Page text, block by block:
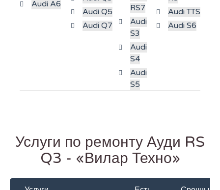
Audi A6
Audi Q5
Audi Q7
RS7
Audi
S3
Audi
S4
Audi
S5
Audi TTS
Audi S6
Услуги по ремонту Ауди RS
Q3 - «Вилар Техно»